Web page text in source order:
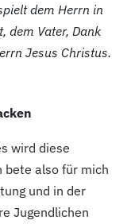
dem Herrn in
dem Vater, Dank
Jesus Christus.
wird diese
bete also für mich
und in der
Jugendlichen